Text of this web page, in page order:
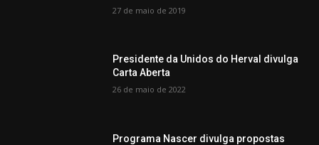
27 de maio de 2019
Presidente da Unidos do Herval divulga
Carta Aberta
26 de maio de 2022
Programa Nascer divulga propostas